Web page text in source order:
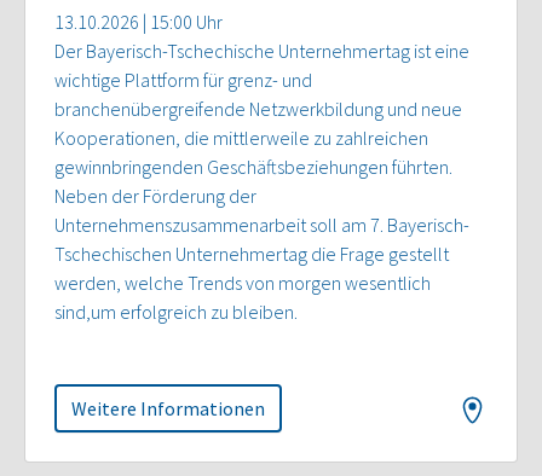
13.10.2026 | 15:00 Uhr
Der Bayerisch-Tschechische Unternehmertag ist eine
wichtige Plattform für grenz- und
branchenübergreifende Netzwerkbildung und neue
Kooperationen, die mittlerweile zu zahlreichen
gewinnbringenden Geschäftsbeziehungen führten.
Neben der Förderung der
Unternehmenszusammenarbeit soll am 7. Bayerisch-
Tschechischen Unternehmertag die Frage gestellt
werden, welche Trends von morgen wesentlich
sind,um erfolgreich zu bleiben.
Weitere Informationen